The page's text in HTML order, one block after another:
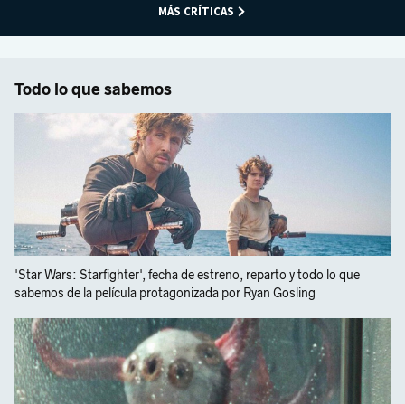
MÁS CRÍTICAS
Todo lo que sabemos
'Star Wars: Starfighter', fecha de estreno, reparto y todo lo que
sabemos de la película protagonizada por Ryan Gosling